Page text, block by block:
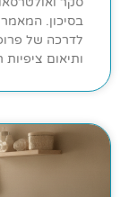
בסיכון.
לדרכה של
ותיאום